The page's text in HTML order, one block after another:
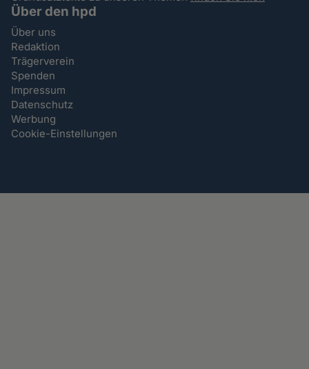
Über den hpd
Über uns
Redaktion
Trägerverein
Spenden
Impressum
Datenschutz
Werbung
Cookie-Einstellungen